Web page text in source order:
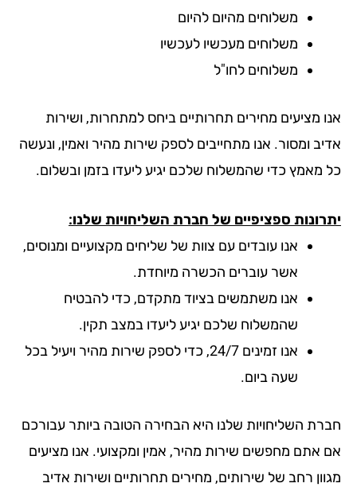
משלוחים מהיום להיום
משלוחים מעכשיו לעכשיו
משלוחים לחו"ל
מציעים מחירים תחרותיים ביחס למתחרות, ושירות
ומסור. אנו מתחייבים לספק שירות מהיר ואמין, ונעשה
מאמץ כדי שהמשלוח שלכם יגיע ליעדו בזמן ובשלום.
ספציפיים של חברת השליחויות שלנו:
אנו עובדים עם צוות של שליחים מקצועיים ומנוסים,
אשר עוברים הכשרה מיוחדת.
אנו משתמשים בציוד מתקדם, כדי להבטיח
שהמשלוח שלכם יגיע ליעדו במצב תקין.
אנו זמינים 24/7, כדי לספק שירות מהיר ויעיל בכל
שעה ביום.
השליחויות שלנו היא הבחירה הטובה ביותר עבורכם
אתם מחפשים שירות מהיר, אמין ומקצועי. אנו מציעים
רחב של שירותים, מחירים תחרותיים ושירות אדיב